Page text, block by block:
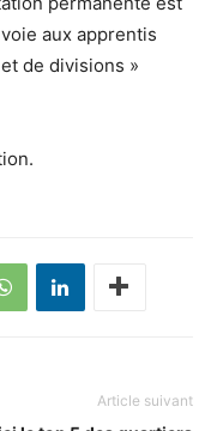
aux apprentis
de divisions »
Article suivant